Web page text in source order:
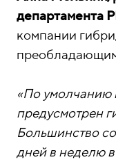
н
ы
5
-
0
-
8
1
департамента
компании
«По умолчанию
предусмотрен
Большинство
дней в неделю